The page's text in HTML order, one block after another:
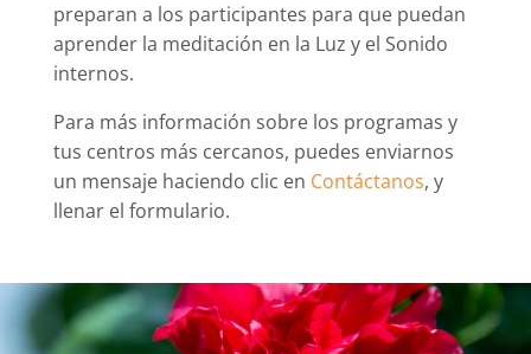
preparan a los participantes para que puedan
aprender la meditación en la Luz y el Sonido
internos.
Para más información sobre los programas y
tus centros más cercanos, puedes enviarnos
un mensaje haciendo clic en Contáctanos, y
llenar el formulario.